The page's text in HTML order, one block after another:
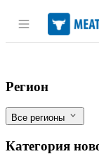
Раздел
Нарушения
Фильтры
Регион
Все регионы
Категория